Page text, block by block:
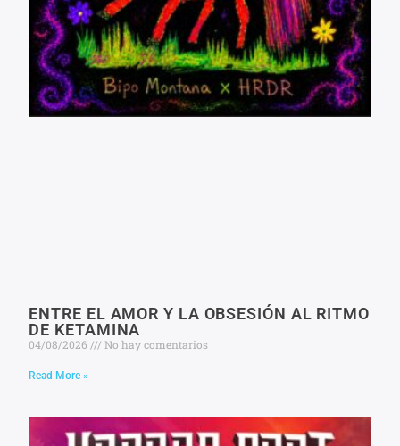
ENTRE EL AMOR Y LA OBSESIÓN AL RITMO
DE KETAMINA
04/08/2026 No hay comentarios
Read More »